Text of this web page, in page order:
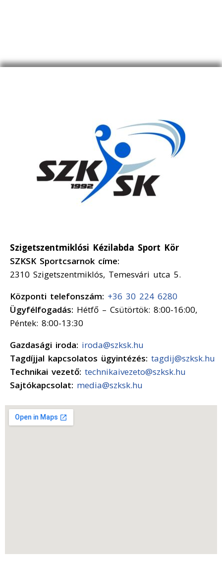
Szigetszentmiklósi Kézilabda Sport Kör
SZKSK Sportcsarnok címe:
2310 Szigetszentmiklós, Temesvári utca 5.
Központi telefonszám: +36 30 224 6280
Ügyfélfogadás: Hétfő – Csütörtök: 8:00-16:00,
Péntek: 8:00-13:30
Gazdasági iroda: iroda@szksk.hu
Tagdíjjal kapcsolatos ügyintézés: tagdij@szksk.hu
Technikai vezető: technikaivezeto@szksk.hu
Sajtókapcsolat: media@szksk.hu